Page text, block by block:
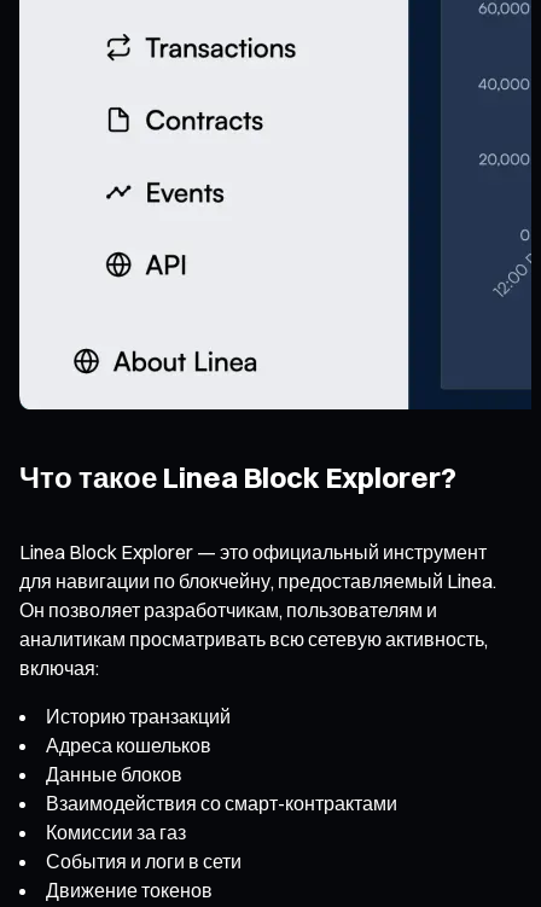
Что такое Linea Block Explorer?
Linea Block Explorer — это официальный инструмент
для навигации по блокчейну, предоставляемый Linea.
Он позволяет разработчикам, пользователям и
аналитикам просматривать всю сетевую активность,
включая:
Историю транзакций
Адреса кошельков
Данные блоков
Взаимодействия со смарт-контрактами
Комиссии за газ
События и логи в сети
Движение токенов